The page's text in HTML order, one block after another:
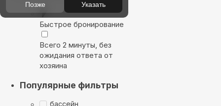
Быстрое бронирование
Всего 2 минуты, без
ожидания ответа от
хозяина
Популярные фильтры
бассейн
Позже Указать